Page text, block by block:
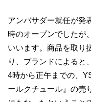
アンバサダー就任が発
時のオープンでしたが
いいます。商品を取り
り、ブランドによると
4時から正午までの、
ールクチュール』の売